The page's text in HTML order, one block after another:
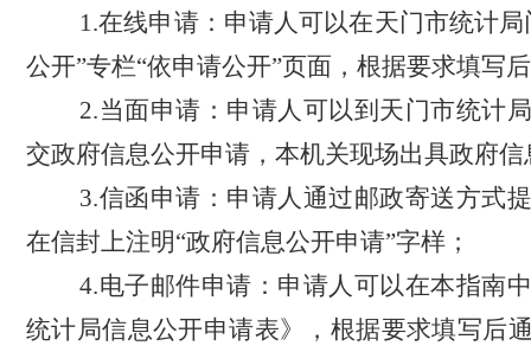
1.在线申请：申请人可以在天门市统计
公开”专栏“依申请公开”页面，根据要求填写
2.当面申请：申请人可以到天门市统计
交政府信息公开申请，本机关现场出具政府
3.信函申请：申请人通过邮政寄送方式
在信封上注明“政府信息公开申请”字样；
4.电子邮件申请：申请人可以在本指南
统计局信息公开申请表》，根据要求填写后